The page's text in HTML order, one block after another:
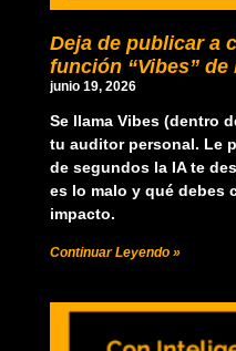
Deja de publicar a
función “Vibes” de
junio 19, 2026
Se llama Vibes (dentro
tu auditor personal. Le
de segundos la IA te
es lo malo y qué debes
impacto.
Continuar Leyendo »